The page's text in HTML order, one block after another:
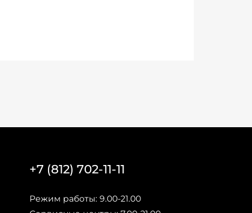
+7 (812) 702-11-11
Режим работы: 9.00-21.00